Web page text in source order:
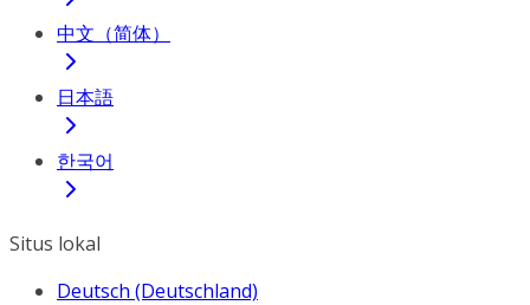
中文（简体）
日本語
한국어
Situs lokal
Deutsch (Deutschland)